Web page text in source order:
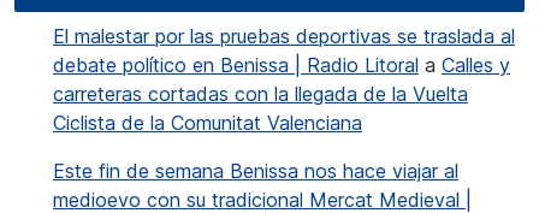
El malestar por las pruebas deportivas se traslada al
debate político en Benissa | Radio Litoral a Calles y
carreteras cortadas con la llegada de la Vuelta
Ciclista de la Comunitat Valenciana
Este fin de semana Benissa nos hace viajar al
medioevo con su tradicional Mercat Medieval |